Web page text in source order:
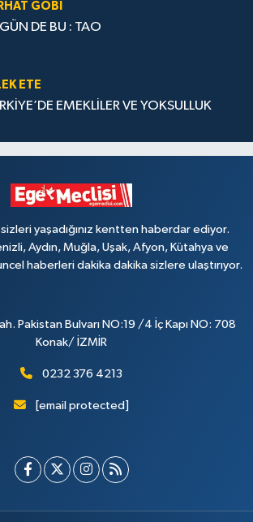
GOBİ
DE BU : TAO
ETE
EMEKLİLER VE YOKSULLUK
yaşadığınız kentten haberdar ediyor.
Aydın, Muğla, Uşak, Afyon, Kütahya ve
haberleri dakika dakika sizlere ulaştırıyor.
Pakistan Bulvarı NO:19 /4 İç Kapı NO: 708
Konak/ İZMİR
0232 376 4213
[email protected]